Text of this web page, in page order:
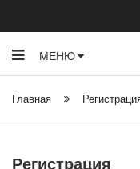
МЕНЮ
Главная
Регистрация